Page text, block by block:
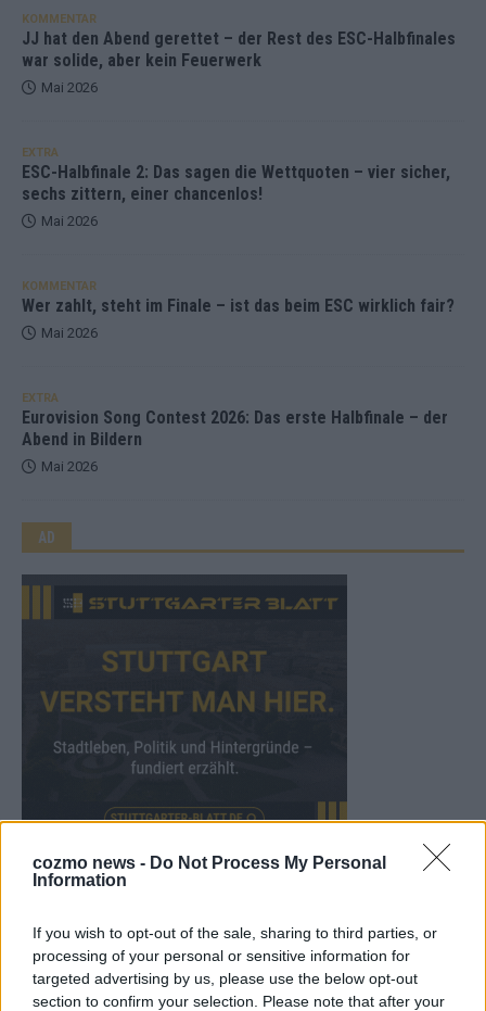
cozmo news - Do Not Process My Personal
Information
If you wish to opt-out of the sale, sharing to third parties, or
processing of your personal or sensitive information for
targeted advertising by us, please use the below opt-out
section to confirm your selection. Please note that after your
KOMMENTAR
JJ hat den Abend gerettet – der Rest des ESC-Halbfinales
war solide, aber kein Feuerwerk
Mai 2026
EXTRA
ESC-Halbfinale 2: Das sagen die Wettquoten – vier sicher,
sechs zittern, einer chancenlos!
Mai 2026
KOMMENTAR
Wer zahlt, steht im Finale – ist das beim ESC wirklich fair?
Mai 2026
EXTRA
Eurovision Song Contest 2026: Das erste Halbfinale – der
Abend in Bildern
Mai 2026
AD
WERBE BEI UNS!